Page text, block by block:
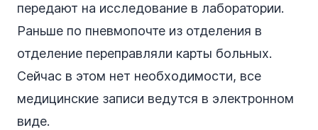
передают на исследование в лаборатории.
Раньше по пневмопочте из отделения в
отделение переправляли карты больных.
Сейчас в этом нет необходимости, все
медицинские записи ведутся в электронном
виде.